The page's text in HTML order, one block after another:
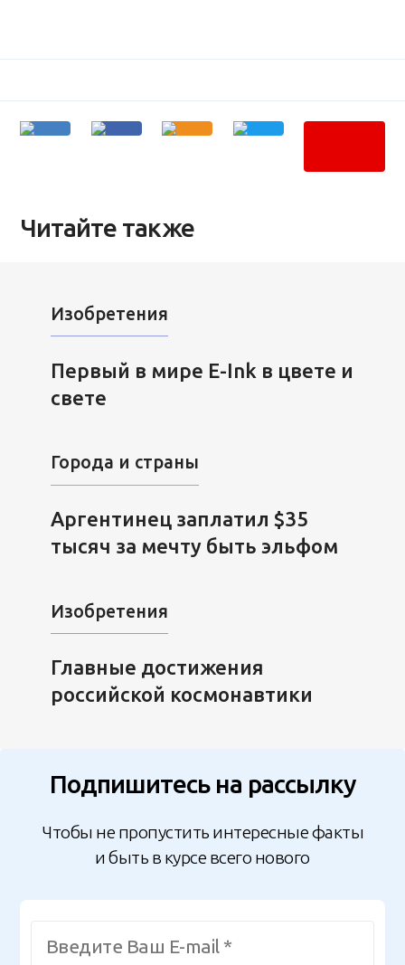
Читайте также
Изобретения
Первый в мире E-Ink в цвете и
свете
Города и страны
Аргентинец заплатил $35
тысяч за мечту быть эльфом
Изобретения
Главные достижения
российской космонавтики
Подпишитесь на рассылку
Чтобы не пропустить интересные факты
и быть в курсе всего нового